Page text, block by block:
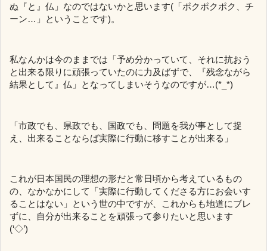
ぬ『と』仏」なのではないかと思います(「ポクポクポク、チ
ーン…」ということです)。
私なんかは今のままでは「予め分かっていて、それに抗おう
と出来る限りに頑張っていたのに力及ばずで、『残念ながら
結果として』仏」となってしまいそうなのですが…(*_*)
「市政でも、県政でも、国政でも、問題を我が事として捉
え、出来ることならば実際に行動に移すことが出来る」
これが日本国民の理想の形だと常日頃から考えているもの
の、なかなかにして「実際に行動してくださる方にお会いす
ることはない」という世の中ですが、これからも地道にブレ
ずに、自分が出来ることを頑張って参りたいと思います
(‘◇’)ゞ